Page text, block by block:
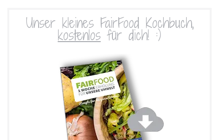
Unser kleines FairFood Kochbuch,
kostenlos für dich! :)